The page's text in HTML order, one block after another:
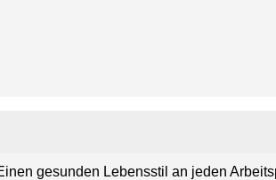
gesunden Lebensstil an jeden